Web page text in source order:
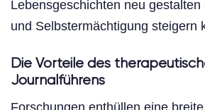
Lebensgeschichten neu
und Selbstermächtigung steigern
Die Vorteile des
Journalführens
Forschungen enthüllen eine